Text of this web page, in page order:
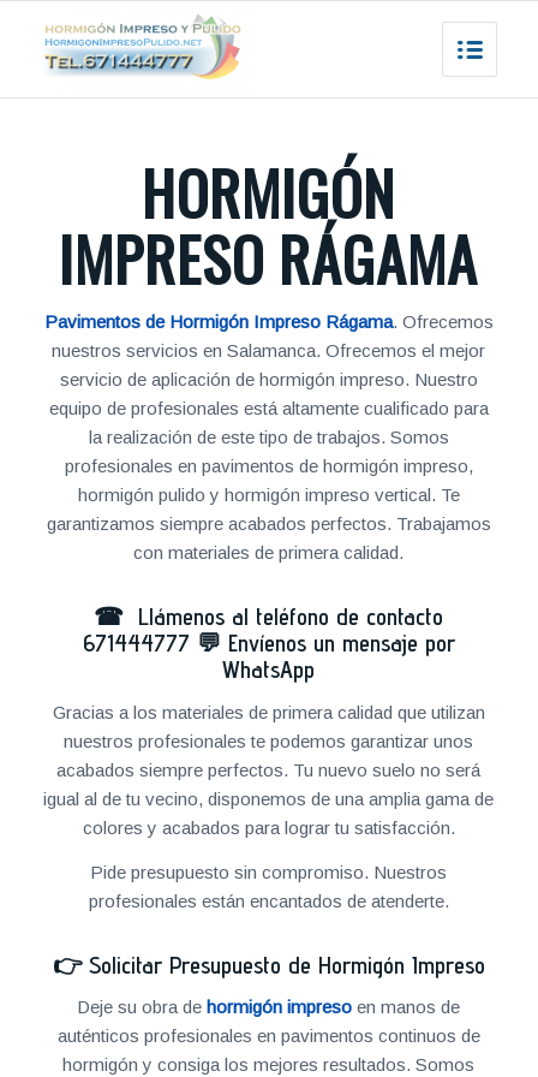
HORMIGÓN
IMPRESO RÁGAMA
Pavimentos de Hormigón Impreso Rágama. Ofrecemos
nuestros servicios en Salamanca. Ofrecemos el mejor
servicio de aplicación de hormigón impreso. Nuestro
equipo de profesionales está altamente cualificado para
la realización de este tipo de trabajos. Somos
profesionales en pavimentos de hormigón impreso,
hormigón pulido y hormigón impreso vertical. Te
garantizamos siempre acabados perfectos. Trabajamos
con materiales de primera calidad.
☎ Llámenos al teléfono de contacto
671444777 💬 Envíenos un mensaje por
WhatsApp
Gracias a los materiales de primera calidad que utilizan
nuestros profesionales te podemos garantizar unos
acabados siempre perfectos. Tu nuevo suelo no será
igual al de tu vecino, disponemos de una amplia gama de
colores y acabados para lograr tu satisfacción.
Pide presupuesto sin compromiso. Nuestros
profesionales están encantados de atenderte.
👉 Solicitar Presupuesto de Hormigón Impreso
Deje su obra dehormigón impreso en manos de
auténticos profesionales en pavimentos continuos de
hormigón y consiga los mejores resultados. Somos